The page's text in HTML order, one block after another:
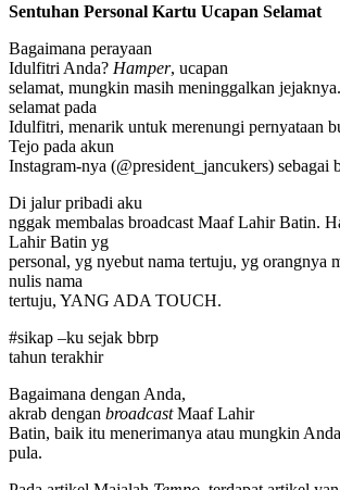
Sentuhan Personal Kartu Ucapan Selamat
Bagaimana perayaan
Idulfitri Anda? Hamper, ucapan
selamat, mungkin masih meninggalkan
selamat pada
Idulfitri, menarik untuk merenungi pernyataan
Tejo pada akun
Instagram-nya (@president_jancukers) sebagai
Di jalur pribadi aku
nggak membalas broadcast Maaf Lahir Batin.
Lahir Batin yg
personal, yg nyebut nama tertuju, yg orangnya
nulis nama
tertuju, YANG ADA TOUCH.
#sikap –ku sejak bbrp
tahun terakhir
Bagaimana dengan Anda,
akrab dengan broadcastMaaf Lahir
Batin, baik itu menerimanya atau mungkin
pula.